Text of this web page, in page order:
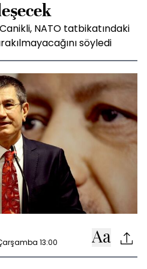
NATO tatbikatındaki
söyledi
13:00